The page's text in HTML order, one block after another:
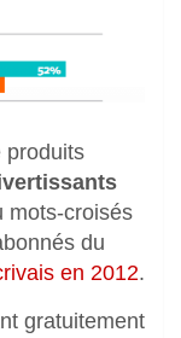
produits
mots-croisés
du
en 2012.
gratuitement